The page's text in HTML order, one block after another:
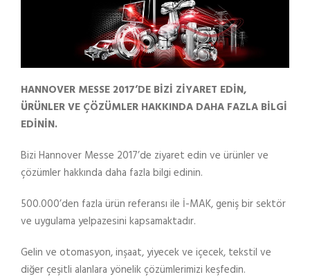
HANNOVER MESSE 2017’DE BİZİ ZİYARET EDİN,
ÜRÜNLER VE ÇÖZÜMLER HAKKINDA DAHA FAZLA BİLGİ
EDİNİN.
Bizi Hannover Messe 2017’de ziyaret edin ve ürünler ve
çözümler hakkında daha fazla bilgi edinin.
500.000’den fazla ürün referansı ile İ-MAK, geniş bir sektör
ve uygulama yelpazesini kapsamaktadır.
Gelin ve otomasyon, inşaat, yiyecek ve içecek, tekstil ve
diğer çeşitli alanlara yönelik çözümlerimizi keşfedin.